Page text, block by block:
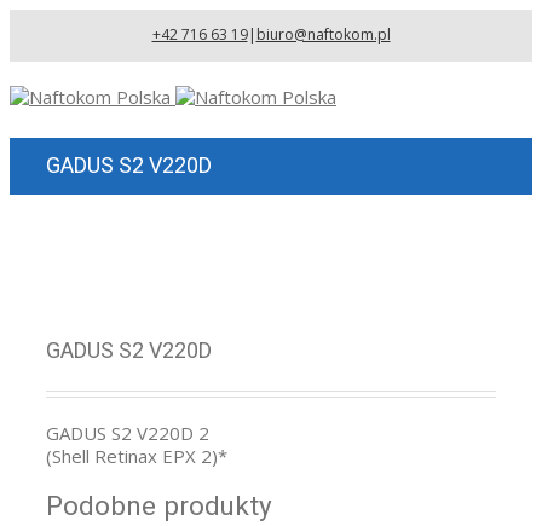
+42 716 63 19| biuro@naftokom.pl
GADUS S2 V220D
GADUS S2 V220D
GADUS S2 V220D 2
(Shell Retinax EPX 2)*
Podobne produkty